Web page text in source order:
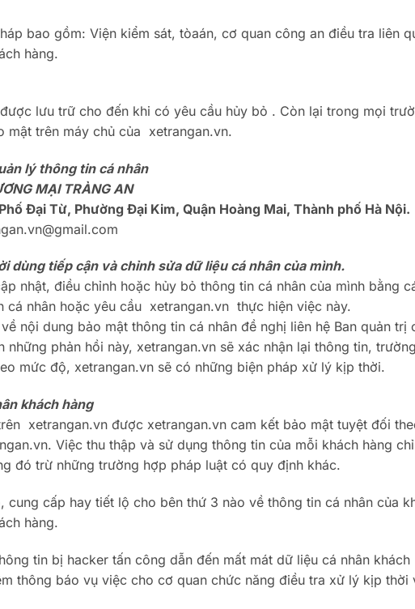
bao gồm: Viện kiểm sát, tòaán, cơ quan công an điều tra liên
hàng.
lưu trữ cho đến khi có yêu cầu hủy bỏ . Còn lại trong mọi
mật trên máy chủ của xetrangan.vn.
lý thông tin cá nhân
MẠI TRÀNG AN
Đại Từ, Phường Đại Kim, Quận Hoàng Mai, Thành phố Hà Nội.
dùng tiếp cận và chỉnh sửa dữ liệu cá nhân của mình.
nhật, điều chỉnh hoặc hủy bỏ thông tin cá nhân của mình bằng
cá nhân hoặc yêu cầu xetrangan.vn thực hiện việc này.
nội dung bảo mật thông tin cá nhân đề nghị liên hệ Ban quản trị
phản hồi này, xetrangan.vn sẽ xác nhận lại thông tin,
mức độ, xetrangan.vn sẽ có những biện pháp xử lý kịp thời.
khách hàng
xetrangan.vn được xetrangan.vn cam kết bảo mật tuyệt đối
Việc thu thập và sử dụng thông tin của mỗi khách hàng
đó trừ những trường hợp pháp luật có quy định khác.
cung cấp hay tiết lộ cho bên thứ 3 nào về thông tin cá nhân của
hàng.
tin bị hacker tấn công dẫn đến mất mát dữ liệu cá nhân khách
thông báo vụ việc cho cơ quan chức năng điều tra xử lý kịp thời